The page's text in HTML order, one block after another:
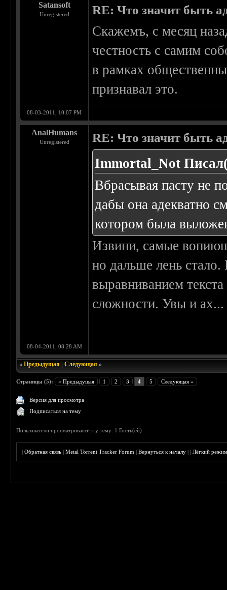
Satansoft
Unregistered RE: Что значит быть
Скажемъ, с месяц
честность с самим
в рамках
признавал это.
08-03-2011, 10:07 PM
AnalHumans
Unregistered RE: Что значит быть
Immortal_Not
Вбрасывая пасту не
дабы она адекватно
котором была
Извини, самые
но дальше лень
выравниванием
сложности. Увы и ах...
08-04-2011, 08:28 AM
«Предыдущая |Следующая »
Страницы (5): « Предыдущая 1 2 3 4 5 Следующая »
Версия для просмотра
Подписаться на тему
Пользователи просматривают эту тему: 1 Гость(ей)
|Обратная связь |Metal Torrent Tracker Forum |Вернуться к началу ||Лёгкий